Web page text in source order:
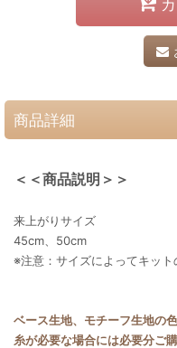
商品詳細
＜＜商品説明＞＞
来上がりサイズ
45cm、50cm
※注意：サイズによってキット
ベース生地、モチーフ生地の
糸が必要な場合には必要分ご購